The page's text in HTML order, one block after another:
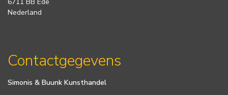
Nederland
Contactgegevens
Simonis & Buunk Kunsthandel